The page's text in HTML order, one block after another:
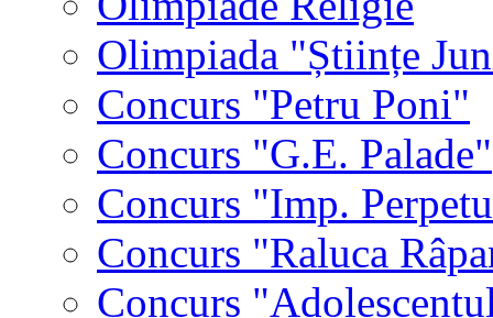
Olimpiada "Științe
Concurs "Petru Poni"
Concurs "G.E. Palade"
Concurs "Imp.
Concurs "Raluca
Concurs